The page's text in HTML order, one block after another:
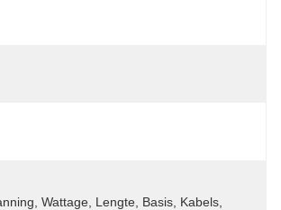
Wattage, Lengte, Basis, Kabels,